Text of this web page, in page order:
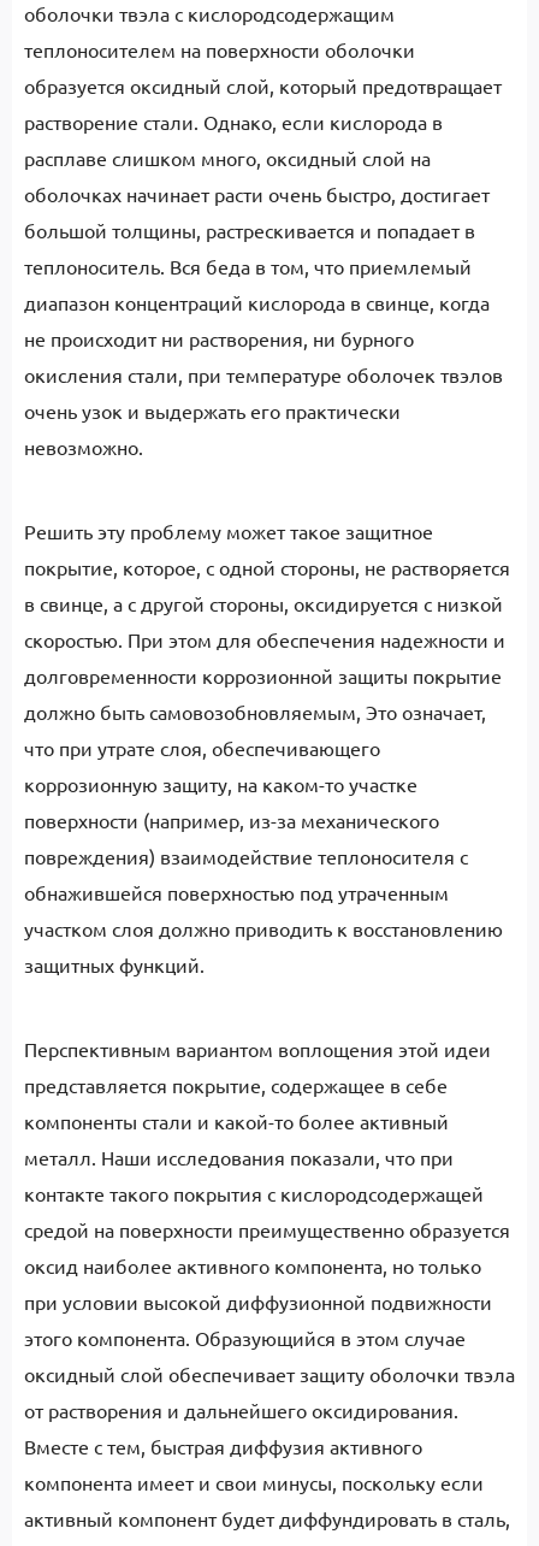
оболочки твэла с кислородсодержащим
теплоносителем на поверхности оболочки
образуется оксидный слой, который предотвращает
растворение стали. Однако, если кислорода в
расплаве слишком много, оксидный слой на
оболочках начинает расти очень быстро, достигает
большой толщины, растрескивается и попадает в
теплоноситель. Вся беда в том, что приемлемый
диапазон концентраций кислорода в свинце, когда
не происходит ни растворения, ни бурного
окисления стали, при температуре оболочек твэлов
очень узок и выдержать его практически
невозможно.
Решить эту проблему может такое защитное
покрытие, которое, с одной стороны, не растворяется
в свинце, а с другой стороны, оксидируется с низкой
скоростью. При этом для обеспечения надежности и
долговременности коррозионной защиты покрытие
должно быть самовозобновляемым, Это означает,
что при утрате слоя, обеспечивающего
коррозионную защиту, на каком-то участке
поверхности (например, из-за механического
повреждения) взаимодействие теплоносителя с
обнажившейся поверхностью под утраченным
участком слоя должно приводить к восстановлению
защитных функций.
Перспективным вариантом воплощения этой идеи
представляется покрытие, содержащее в себе
компоненты стали и какой-то более активный
металл. Наши исследования показали, что при
контакте такого покрытия с кислородсодержащей
средой на поверхности преимущественно образуется
оксид наиболее активного компонента, но только
при условии высокой диффузионной подвижности
этого компонента. Образующийся в этом случае
оксидный слой обеспечивает защиту оболочки твэла
от растворения и дальнейшего оксидирования.
Вместе с тем, быстрая диффузия активного
компонента имеет и свои минусы, поскольку если
активный компонент будет диффундировать в сталь,